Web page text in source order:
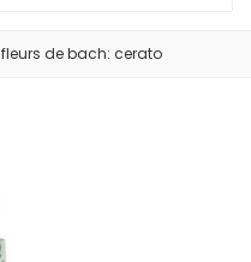
fleurs de bach: cerato